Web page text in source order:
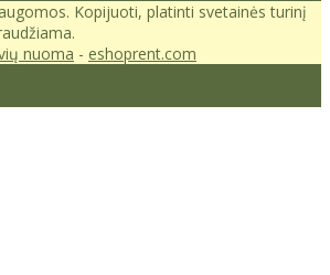
Kopijuoti, platinti svetainės turinį
nuoma - eshoprent.com